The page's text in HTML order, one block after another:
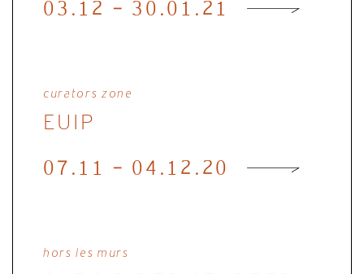
03.12 - 30.01.21
curators zone
EUIP
07.11 - 04.12.20
hors les murs